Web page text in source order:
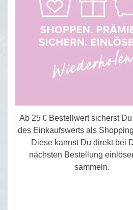
Ab 25 € Bestellwert sicherst
des Einkaufswerts als
Diese kannst Du direkt bei
nächsten Bestellung
sammeln.